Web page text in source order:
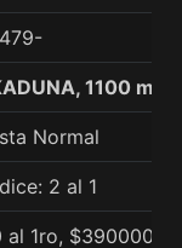
1100
Normal
2 al 1
al 1ro, $390000